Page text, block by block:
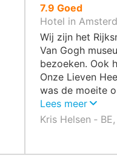
7.9 uit
10
Goed
Hotel in
Wij zijn het
Van Gogh
bezoeken. Ook
Onze Lieven
was de moeite
bezoeken. Wat
dat de stad
voetpad lag. De
Lees meer
Kris Helsen ‐